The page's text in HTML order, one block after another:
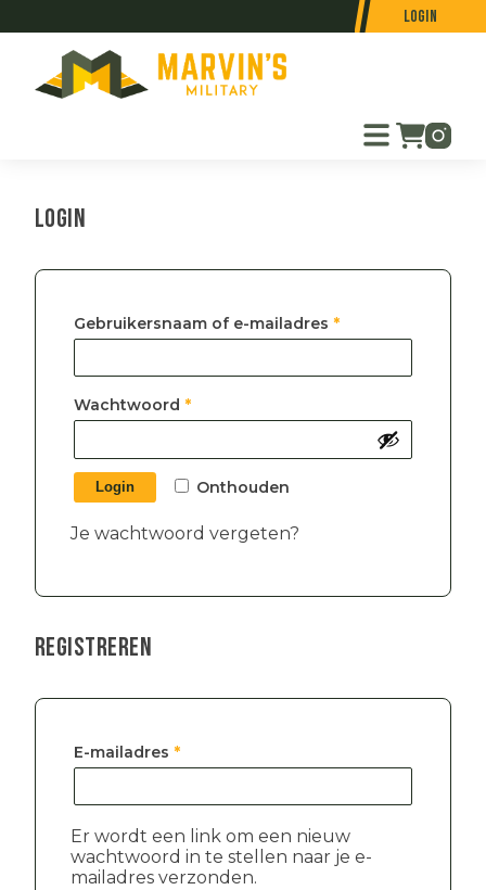
Login
Login
Gebruikersnaam of e-mailadres *Vereist
Wachtwoord *Vereist
Onthouden
Login
Je wachtwoord vergeten?
Registreren
E-mailadres *Vereist
Er wordt een link om een nieuw
wachtwoord in te stellen naar je e-
mailadres verzonden.